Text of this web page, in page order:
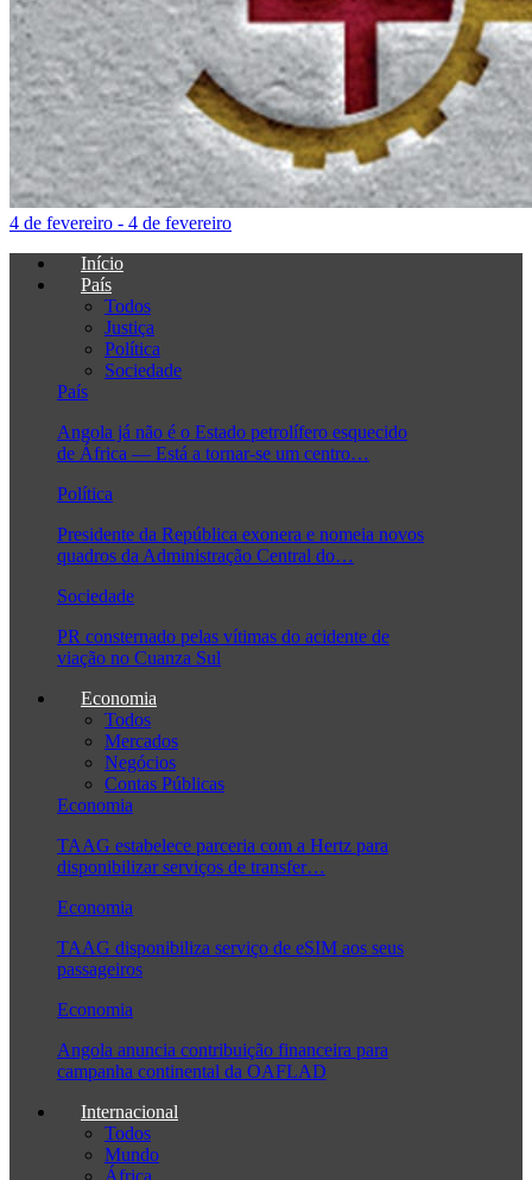
4 de fevereiro - 4 de fevereiro
Início
País
Todos
Justiça
Política
Sociedade
País
Angola já não é o Estado petrolífero esquecido
de África — Está a tornar-se um centro…
Política
Presidente da República exonera e nomeia novos
quadros da Administração Central do…
Sociedade
PR consternado pelas vítimas do acidente de
viação no Cuanza Sul
Economia
Todos
Mercados
Negócios
Contas Públicas
Economia
TAAG estabelece parceria com a Hertz para
disponibilizar serviços de transfer…
Economia
TAAG disponibiliza serviço de eSIM aos seus
passageiros
Economia
Angola anuncia contribuição financeira para
campanha continental da OAFLAD
Internacional
Todos
Mundo
África